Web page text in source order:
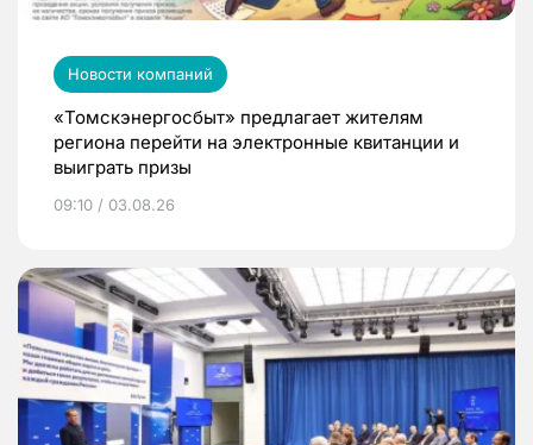
Новости компаний
«Томскэнергосбыт» предлагает жителям
региона перейти на электронные квитанции и
выиграть призы
09:10 / 03.08.26